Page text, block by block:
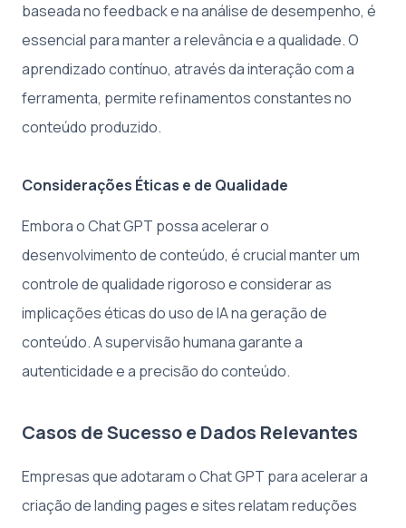
baseada no feedback e na análise de desempenho, é
essencial para manter a relevância e a qualidade. O
aprendizado contínuo, através da interação com a
ferramenta, permite refinamentos constantes no
conteúdo produzido.
Considerações Éticas e de Qualidade
Embora o Chat GPT possa acelerar o
desenvolvimento de conteúdo, é crucial manter um
controle de qualidade rigoroso e considerar as
implicações éticas do uso de IA na geração de
conteúdo. A supervisão humana garante a
autenticidade e a precisão do conteúdo.
Casos de Sucesso e Dados Relevantes
Empresas que adotaram o Chat GPT para acelerar a
criação de landing pages e sites relatam reduções